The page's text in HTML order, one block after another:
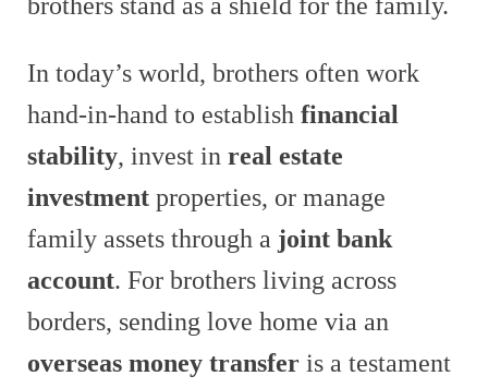
In today’s world, brothers often work
hand-in-hand to establish financial
stability, invest in real estate
investment properties, or manage
family assets through a joint bank
account. For brothers living across
borders, sending love home via an
overseas money transfer is a testament